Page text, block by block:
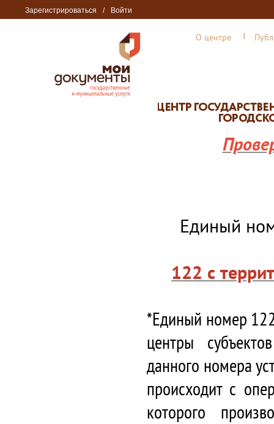
Зарегистрироваться / Войти
О центре
Единый
122 с
*Единый номер
центры
данного номера
происходит с
которого